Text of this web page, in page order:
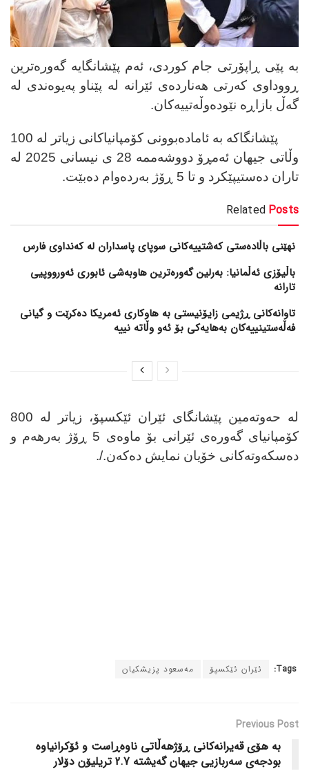
بە پێی ڕاپۆرتی جام کوردی،ئەم پێشانگایە گەورەترین
ڕووداوی کەرتی هەناردەی ئێرانە لە پێناو پەیوەندی لە
گەڵ بازاڕە نێودەوڵەتییەکان.
پێشانگاکە بە ئامادەبوونی کۆمپانیاکانی زیاتر لە 100
وڵاتی جیهان ئەمڕۆ دووشەممە 28 ی نیسانی 2025 لە
تاران دەستیپێکرد و تا 5 ڕۆژ بەردەوام دەبێت.
Related Posts
نهێنی باڵادەستی کەشتییەکانی سوپای پاسداران لە کەنداوی فارس
باڵیۆزی ئەڵمانیا: بەرلین گەورەترین هاوبەشی ئابوری ئەورووپیی
تارانە
تاوانەکانی ڕژیمی زایۆنیستی بە هاوکاری ئەمریکا دەکرێت و گیانی
فەڵەستینییەکان بەهایەکی بۆ ئەو وڵاتە نییە
لە حەوتەمین پێشانگای ئێران ئێکسپۆ، زیاتر لە 800
کۆمپانیای گەورەی ئێرانی بۆ ماوەی 5 ڕۆژ بەرهەم و
دەسکەوتەکانی خۆیان نمایش دەکەن./.
Tags: ئێران ئێکسپۆ مەسعود پزیشکیان
Previous Post
بە هۆی قەیرانەکانی ڕۆژهەڵاتی ناوەڕاست و ئۆکرانیاوە
بودجەی سەربازیی جیهان گەیشتە 2.7 تریلیۆن دۆلار